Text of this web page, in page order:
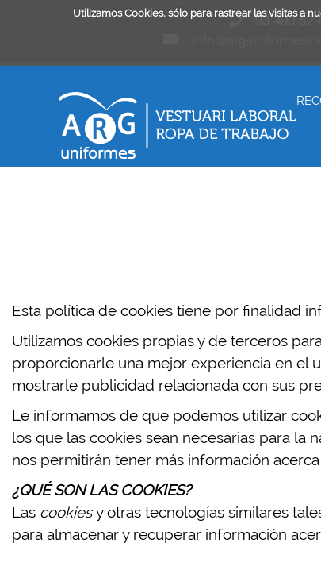
Utilizamos Cookies, sólo para rastrear las visitas a
93 490 52
Esta política de cookies tiene por finalidad
Utilizamos cookies propias y de terceros
proporcionarle una mejor experiencia en el
mostrarle publicidad relacionada con sus
Le informamos de que podemos utilizar
los que las cookies sean necesarias para la
nos permitirán tener más información
¿QUÉ SON LAS COOKIES?
Las cookiesy otras tecnologías similares
para almacenar y recuperar información